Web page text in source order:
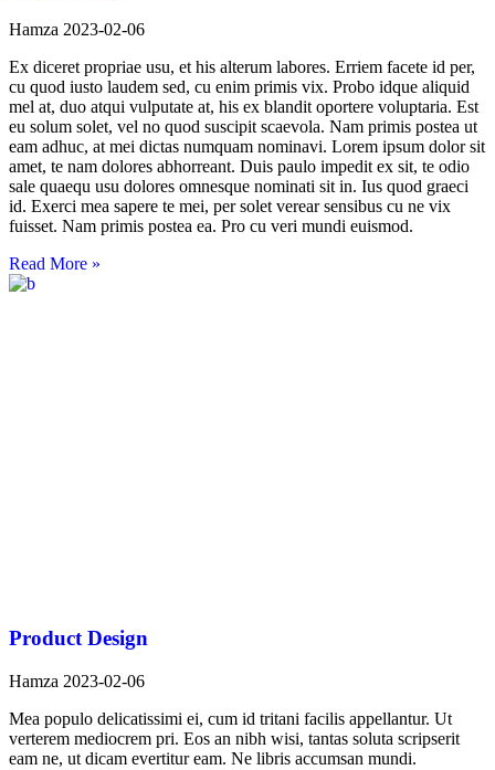
Hamza 2023-02-06
Ex diceret propriae usu, et his alterum labores. Erriem facete id per,
cu quod iusto laudem sed, cu enim primis vix. Probo idque aliquid
mel at, duo atqui vulputate at, his ex blandit oportere voluptaria. Est
eu solum solet, vel no quod suscipit scaevola. Nam primis postea ut
eam adhuc, at mei dictas numquam nominavi. Lorem ipsum dolor sit
amet, te nam dolores abhorreant. Duis paulo impedit ex sit, te odio
sale quaequ usu dolores omnesque nominati sit in. Ius quod graeci
id. Exerci mea sapere te mei, per solet verear sensibus cu ne vix
fuisset. Nam primis postea ea. Pro cu veri mundi euismod.
Read More »
Product Design
Hamza 2023-02-06
Mea populo delicatissimi ei, cum id tritani facilis appellantur. Ut
verterem mediocrem pri. Eos an nibh wisi, tantas soluta scripserit
eam ne, ut dicam evertitur eam. Ne libris accumsan mundi.